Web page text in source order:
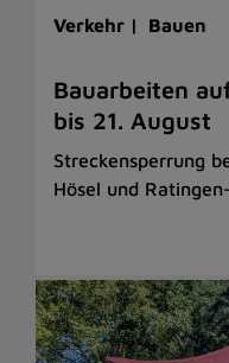
Verkehr | Bauen
Bauarbeiten
bis 21. August
Streckensperrung
Hösel und